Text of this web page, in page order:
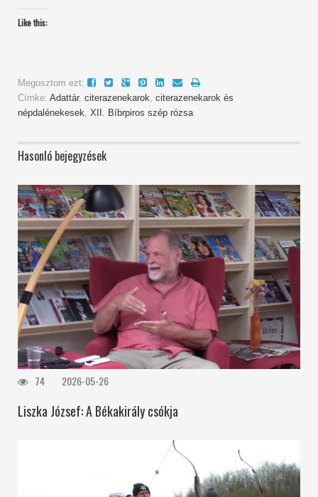
Like this:
Megosztom ezt:
Címke: Adattár, citerazenekarok, citerazenekarok és
népdalénekesek, XII. Bíbrpiros szép rózsa
Hasonló bejegyzések
74 2026-05-26
Liszka József: A Békakirály csókja